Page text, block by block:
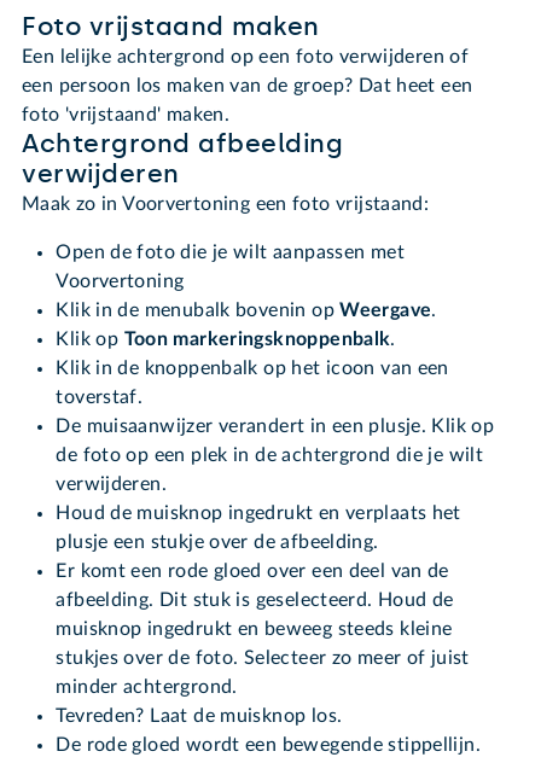
Foto vrijstaand maken
Een lelijke achtergrond op een foto verwijderen of
een persoon los maken van de groep? Dat heet een
foto 'vrijstaand' maken.
Achtergrond afbeelding
verwijderen
Maak zo in Voorvertoning een foto vrijstaand:
Open de foto die je wilt aanpassen met
Voorvertoning
Klik in de menubalk bovenin opWeergave.
Klik op Toon markeringsknoppenbalk.
Klik in de knoppenbalk op het icoon van een
toverstaf.
De muisaanwijzer verandert in een plusje. Klik op
de foto op een plek in de achtergrond die je wilt
verwijderen.
Houd de muisknop ingedrukt en verplaats het
plusje een stukje over de afbeelding.
Er komt een rode gloed over een deel van de
afbeelding. Dit stuk is geselecteerd. Houd de
muisknop ingedrukt en beweeg steeds kleine
stukjes over de foto. Selecteer zo meer of juist
minder achtergrond.
Tevreden? Laat de muisknop los.
De rode gloed wordt een bewegende stippellijn.